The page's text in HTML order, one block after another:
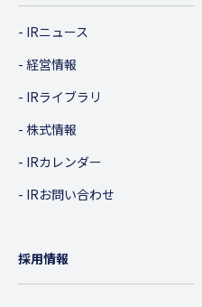
IRニュース
経営情報
IRライブラリ
株式情報
IRカレンダー
IRお問い合わせ
採用情報